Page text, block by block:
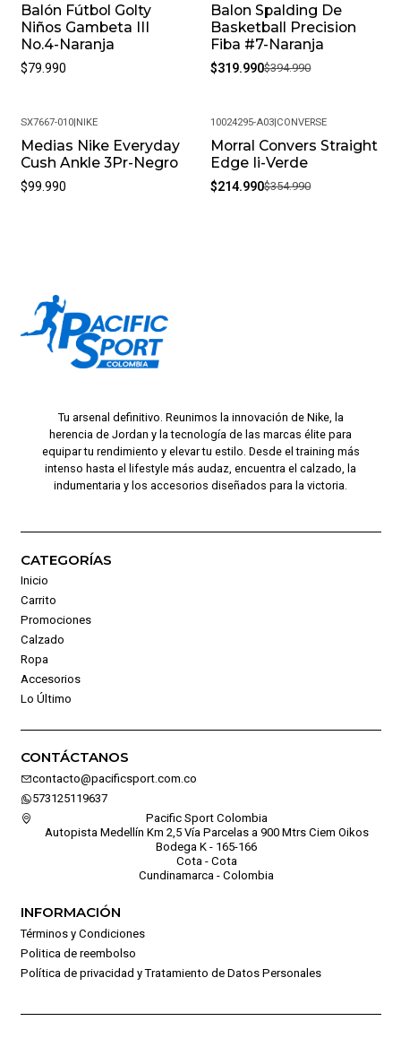
Balón Fútbol Golty
Niños Gambeta III
No.4-Naranja
$79.990
-19%
Balon Spalding De
Basketball Precision
Fiba #7-Naranja
$319.990$394.990
SX7667-010|NIKE
Medias Nike Everyday
Cush Ankle 3Pr-Negro
$99.990
-39%
10024295-A03|CONVERSE
Morral Convers Straight
Edge Ii-Verde
$214.990$354.990
Tu arsenal definitivo. Reunimos la innovación de Nike, la
herencia de Jordan y la tecnología de las marcas élite para
equipar tu rendimiento y elevar tu estilo. Desde el training más
intenso hasta el lifestyle más audaz, encuentra el calzado, la
indumentaria y los accesorios diseñados para la victoria.
CATEGORÍAS
Inicio
Carrito
Promociones
Calzado
Ropa
Accesorios
Lo Último
CONTÁCTANOS
contacto@pacificsport.com.co
573125119637
Pacific Sport Colombia
Autopista Medellín Km 2,5 Vía Parcelas a 900 Mtrs Ciem Oikos
Bodega K - 165-166
Cota - Cota
Cundinamarca - Colombia
INFORMACIÓN
Términos y Condiciones
Politica de reembolso
Política de privacidad y Tratamiento de Datos Personales